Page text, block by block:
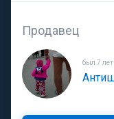
Продавец
был 7